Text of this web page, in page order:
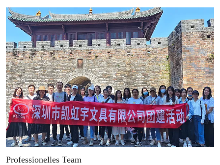
Professionelles Team